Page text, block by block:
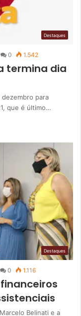
Destaques
0 1.542
termina dia
para
que é último…
Destaques
0 1.116
Belinati e a